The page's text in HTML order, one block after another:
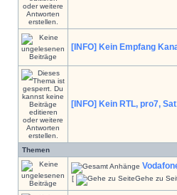
[INFO] Kein Empfang
[INFO] Kein RTL, pro7,
Themen
[ Gehe zu